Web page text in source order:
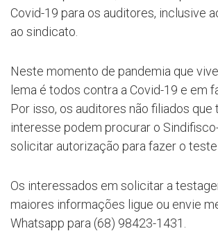
Covid-19 para os auditores, inclusive
ao sindicato.
Neste momento de pandemia que
lema é todos contra a Covid-19 e em
Por isso, os auditores não filiados que
interesse podem procurar o
solicitar autorização para fazer o teste
Os interessados em solicitar a
maiores informações ligue ou envie
Whatsapp para (68) 98423-1431.